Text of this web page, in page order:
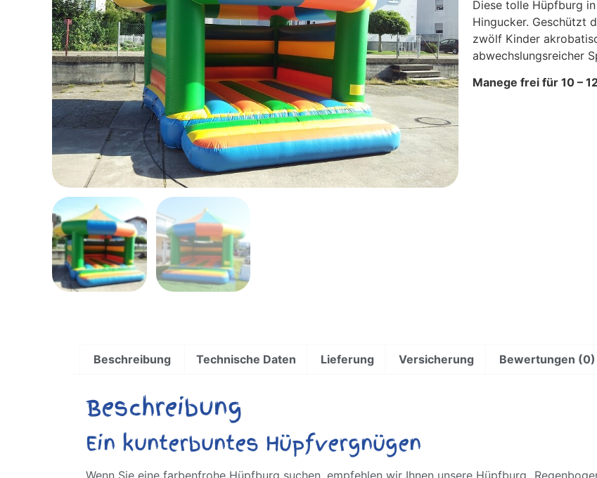
Diese tolle Hüpfburg
Hingucker. Geschützt
zwölf Kinder
abwechslungsreicher
Manege frei für 10 –
Beschreibung Technische Daten Lieferung Versicherung Bewertungen (0)
Beschreibung
Ein kunterbuntes Hüpfvergnügen